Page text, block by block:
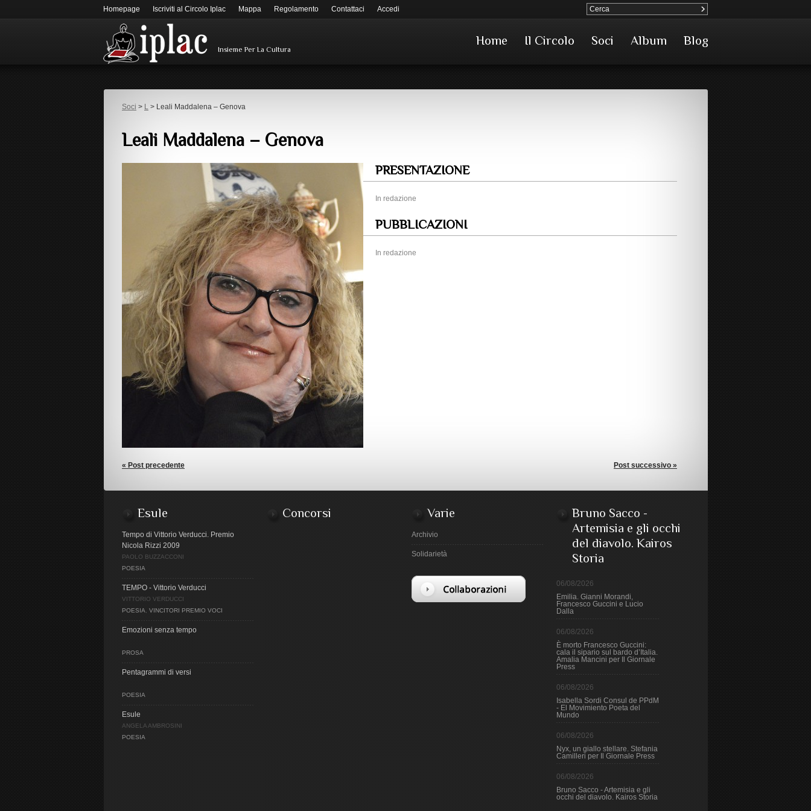
Homepage Iscriviti al Circolo Iplac Mappa Regolamento Contattaci Accedi
Insieme Per La Cultura
Home Il Circolo Soci Album Blog
Soci > L > Leali Maddalena – Genova
Leali Maddalena – Genova
PRESENTAZIONE
In redazione
PUBBLICAZIONI
In redazione
« Post precedente Post successivo »
Esule
Tempo di Vittorio Verducci. Premio
Nicola Rizzi 2009
PAOLO BUZZACCONI
POESIA
TEMPO - Vittorio Verducci
VITTORIO VERDUCCI
POESIA
VINCITORI PREMIO VOCI
Emozioni senza tempo
PROSA
Pentagrammi di versi
POESIA
Esule
ANGELA AMBROSINI
POESIA
Concorsi Varie
Archivio
Solidarietà
Bruno Sacco -
Artemisia e gli occhi
del diavolo. Kairos
Storia
06/08/2026
Emilia. Gianni Morandi,
Francesco Guccini e Lucio
Dalla
06/08/2026
È morto Francesco Guccini:
cala il sipario sul bardo d’Italia.
Amalia Mancini per Il Giornale
Press
06/08/2026
Isabella Sordi Consul de PPdM
- El Movimiento Poeta del
Mundo
06/08/2026
Nyx, un giallo stellare. Stefania
Camilleri per Il Giornale Press
06/08/2026
Bruno Sacco - Artemisia e gli
occhi del diavolo. Kairos Storia